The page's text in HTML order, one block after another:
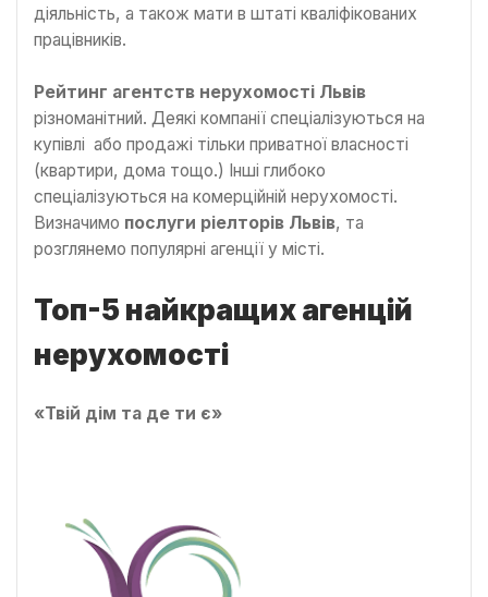
діяльність, а також мати в штаті кваліфікованих
працівників.
Рейтинг агентств нерухомості Львів
різноманітний. Деякі компанії спеціалізуються на
купівлі або продажі тільки приватної власності
(квартири, дома тощо.) Інші глибоко
спеціалізуються на комерційній нерухомості.
Визначимо послуги ріелторів Львів, та
розглянемо популярні агенції у місті.
Топ-5 найкращих агенцій
нерухомості
«Твій дім та де ти є»